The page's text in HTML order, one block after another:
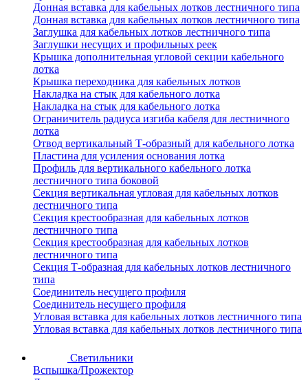
Донная вставка для кабельных лотков лестничного типа
Донная вставка для кабельных лотков лестничного типа
Заглушка для кабельных лотков лестничного типа
Заглушки несущих и профильных реек
Крышка дополнительная угловой секции кабельного
лотка
Крышка переходника для кабельных лотков
Накладка на стык для кабельного лотка
Накладка на стык для кабельного лотка
Ограничитель радиуса изгиба кабеля для лестничного
лотка
Отвод вертикальный Т-образный для кабельного лотка
Пластина для усиления основания лотка
Профиль для вертикального кабельного лотка
лестничного типа боковой
Секция вертикальная угловая для кабельных лотков
лестничного типа
Секция крестообразная для кабельных лотков
лестничного типа
Секция крестообразная для кабельных лотков
лестничного типа
Секция Т-образная для кабельных лотков лестничного
типа
Соединитель несущего профиля
Соединитель несущего профиля
Угловая вставка для кабельных лотков лестничного типа
Угловая вставка для кабельных лотков лестничного типа
Светильники
Вспышка/Прожектор